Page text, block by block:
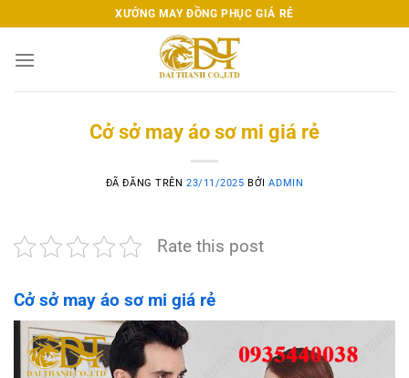
đến
nội
XƯỞNG MAY ĐỒNG PHỤC GIÁ RẺ
Cở sở may áo sơ mi giá rẻ
ĐÃ ĐĂNG TRÊN23/11/2025 BỞIADMIN
Rate this post
Cở sở may áo sơ mi giá rẻ